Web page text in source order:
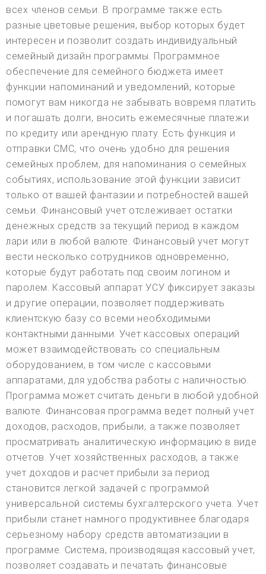
всех членов семьи. В программе также есть
разные цветовые решения, выбор которых будет
интересен и позволит создать индивидуальный
семейный дизайн программы. Программное
обеспечение для семейного бюджета имеет
функции напоминаний и уведомлений, которые
помогут вам никогда не забывать вовремя платить
и погашать долги, вносить ежемесячные платежи
по кредиту или арендную плату. Есть функция и
отправки СМС, что очень удобно для решения
семейных проблем, для напоминания о семейных
событиях, использование этой функции зависит
только от вашей фантазии и потребностей вашей
семьи. Финансовый учет отслеживает остатки
денежных средств за текущий период в каждом
лари или в любой валюте. Финансовый учет могут
вести несколько сотрудников одновременно,
которые будут работать под своим логином и
паролем. Кассовый аппарат УСУ фиксирует заказы
и другие операции, позволяет поддерживать
клиентскую базу со всеми необходимыми
контактными данными. Учет кассовых операций
может взаимодействовать со специальным
оборудованием, в том числе с кассовыми
аппаратами, для удобства работы с наличностью.
Программа может считать деньги в любой удобной
валюте. Финансовая программа ведет полный учет
доходов, расходов, прибыли, а также позволяет
просматривать аналитическую информацию в виде
отчетов. Учет хозяйственных расходов, а также
учет доходов и расчет прибыли за период
становится легкой задачей с программой
универсальной системы бухгалтерского учета. Учет
прибыли станет намного продуктивнее благодаря
серьезному набору средств автоматизации в
программе. Система, производящая кассовый учет,
позволяет создавать и печатать финансовые